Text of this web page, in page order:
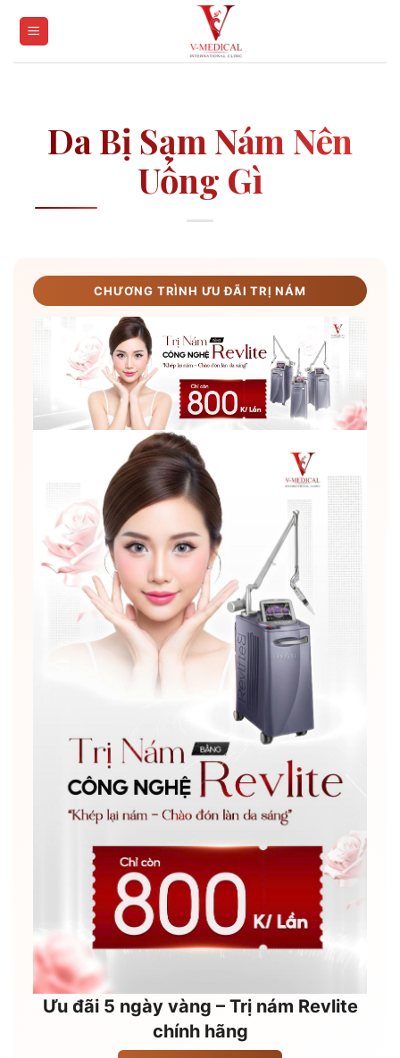
Da Bị Sạm Nám Nên
Uống Gì
CHƯƠNG TRÌNH ƯU ĐÃI TRỊ NÁM
Ưu đãi 5 ngày vàng – Trị nám Revlite
chính hãng